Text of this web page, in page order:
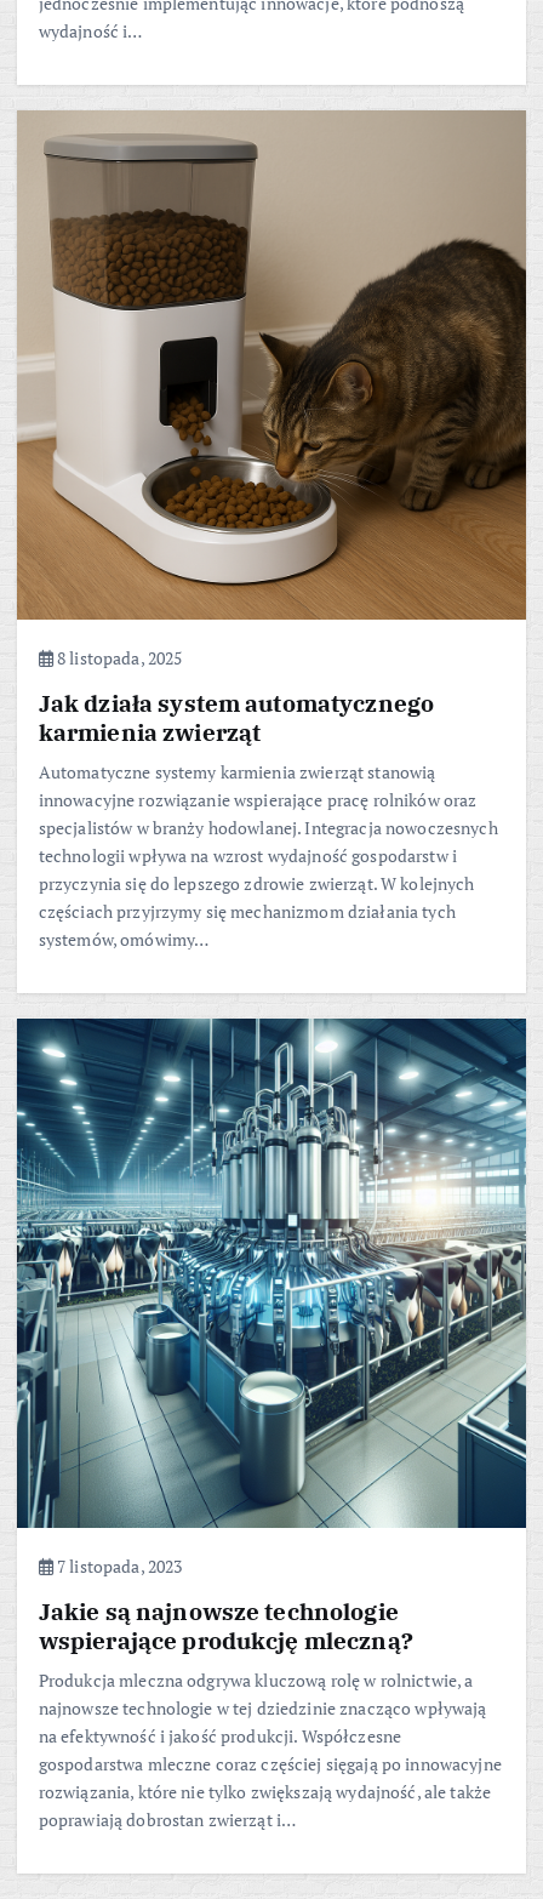
wydajność i…
8 listopada, 2025
Jak działa system automatycznego
karmienia zwierząt
Automatyczne systemy karmienia zwierząt stanowią
innowacyjne rozwiązanie wspierające pracę rolników oraz
specjalistów w branży hodowlanej. Integracja nowoczesnych
technologii wpływa na wzrost wydajność gospodarstw i
przyczynia się do lepszego zdrowie zwierząt. W kolejnych
częściach przyjrzymy się mechanizmom działania tych
systemów, omówimy…
7 listopada, 2023
Jakie są najnowsze technologie
wspierające produkcję mleczną?
Produkcja mleczna odgrywa kluczową rolę w rolnictwie, a
najnowsze technologie w tej dziedzinie znacząco wpływają
na efektywność i jakość produkcji. Współczesne
gospodarstwa mleczne coraz częściej sięgają po innowacyjne
rozwiązania, które nie tylko zwiększają wydajność, ale także
poprawiają dobrostan zwierząt i…